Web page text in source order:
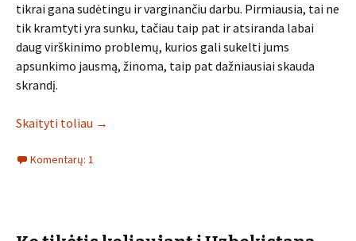
tikrai gana sudėtingu ir varginančiu darbu. Pirmiausia, tai ne
tik kramtyti yra sunku, tačiau taip pat ir atsiranda labai
daug virškinimo problemų, kurios gali sukelti jums
apsunkimo jausmą, žinoma, taip pat dažniausiai skauda
skrandį.
Skaityti toliau →
Komentarų: 1